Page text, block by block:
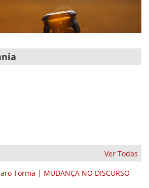
Ver Todas
Torma | MUDANÇA NO DISCURSO